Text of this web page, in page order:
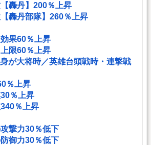
轟丹】200％上昇
轟丹部隊】260％上昇
果60％上昇
限60％上昇
が大将時／英雄台頭戦時・連撃戦
％上昇
％上昇
％上昇
撃力30％低下
御力30％低下